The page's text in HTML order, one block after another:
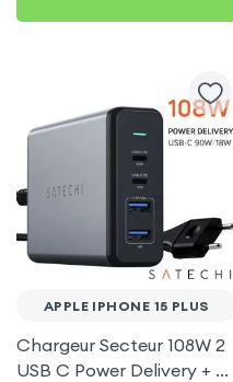
APPLE IPHONE 15 PLUS
Chargeur Secteur 108W 2
USB C Power Delivery + 2